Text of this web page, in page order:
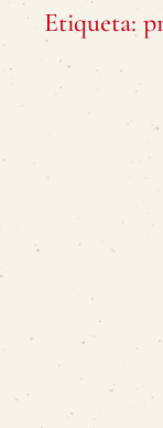
Etiqueta: